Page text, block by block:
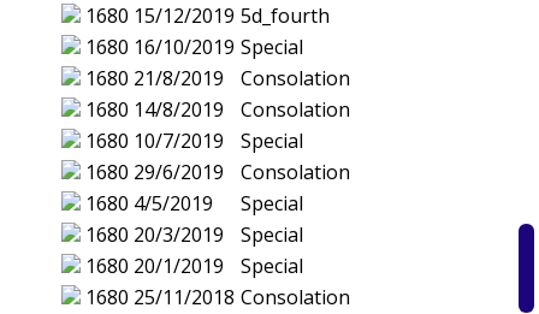
1680 15/12/2019 5d_fourth
1680 16/10/2019 Special
1680 21/8/2019
Consolation
1680 14/8/2019
Consolation
1680 10/7/2019
Special
1680 29/6/2019
Consolation
1680 4/5/2019
Special
1680 20/3/2019
Special
1680 20/1/2019
Special
1680 25/11/2018 Consolation